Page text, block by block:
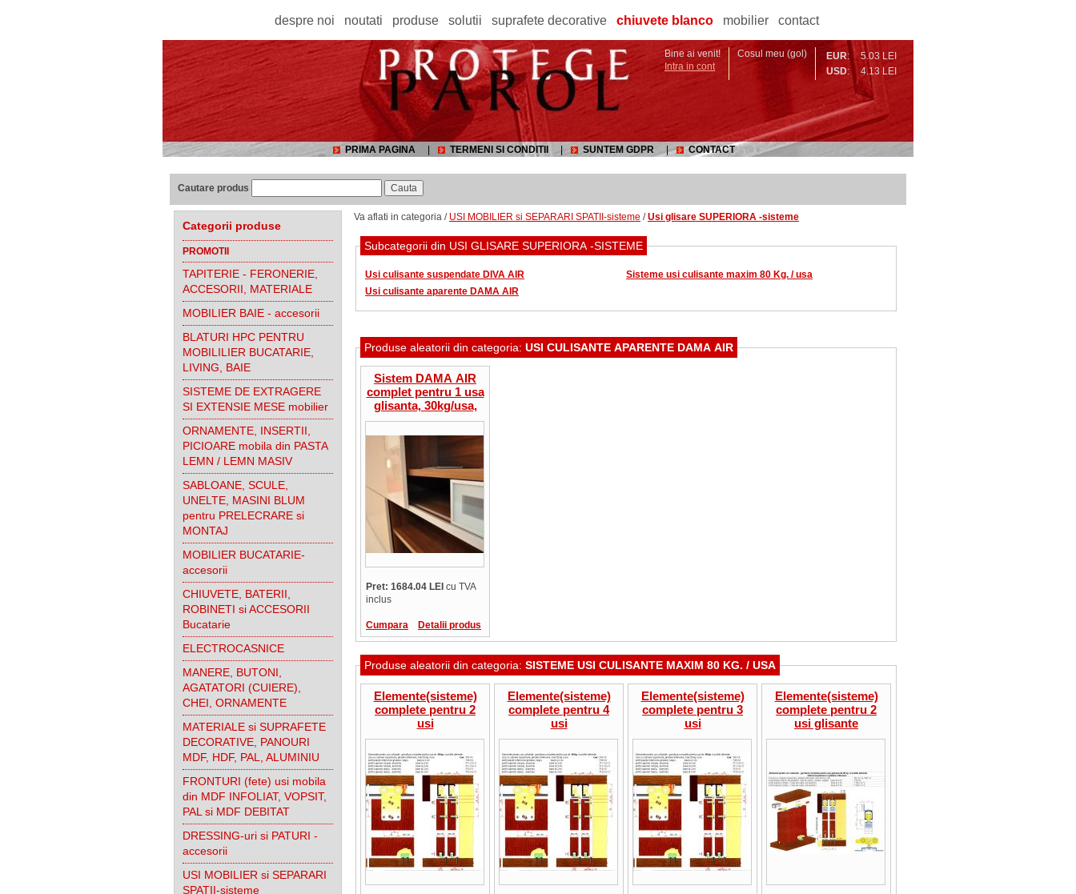
despre noi noutati produse solutii suprafete decorative chiuvete blanco mobilier contact
Bine ai venit!
Intra in cont
Cosul meu (gol) EUR:
5.03 LEI
USD: 4.13 LEI
PRIMA PAGINA TERMENI SI CONDITII SUNTEM GDPR CONTACT
Cautare produs
Categorii produse
PROMOTII
TAPITERIE - FERONERIE,
ACCESORII, MATERIALE
MOBILIER BAIE - accesorii
BLATURI HPC PENTRU
MOBILILIER BUCATARIE,
LIVING, BAIE
SISTEME DE EXTRAGERE
SI EXTENSIE MESE mobilier
ORNAMENTE, INSERTII,
PICIOARE mobila din PASTA
LEMN / LEMN MASIV
SABLOANE, SCULE,
UNELTE, MASINI BLUM
pentru PRELECRARE si
MONTAJ
MOBILIER BUCATARIE-
accesorii
CHIUVETE, BATERII,
ROBINETI si ACCESORII
Bucatarie
ELECTROCASNICE
MANERE, BUTONI,
AGATATORI (CUIERE),
CHEI, ORNAMENTE
MATERIALE si SUPRAFETE
DECORATIVE, PANOURI
MDF, HDF, PAL, ALUMINIU
FRONTURI (fete) usi mobila
din MDF INFOLIAT, VOPSIT,
PAL si MDF DEBITAT
DRESSING-uri si PATURI -
accesorii
USI MOBILIER si SEPARARI
SPATII-sisteme
Va aflati in categoria / USI MOBILIER si SEPARARI SPATII-sisteme /Usi glisare SUPERIORA -sisteme
Subcategorii din USI GLISARE SUPERIORA -SISTEME
Usi culisante suspendate DIVA AIR
Usi culisante aparente DAMA AIR
Sisteme usi culisante maxim 80 Kg. / usa
Produse aleatorii din categoria: USI CULISANTE APARENTE DAMA AIR
Sistem DAMA AIR
complet pentru 1 usa
glisanta, 30kg/usa,
sine aluminiu-2ml,
glisare superioara si
inferioara - exemplu
Pret: 1684.04 LEI cu TVA
inclus
Cumpara Detalii produs
Produse aleatorii din categoria: SISTEME USI CULISANTE MAXIM 80 KG. / USA
Elemente(sisteme)
complete pentru 2
usi
glisante,50kg/usa,2
sine simple
aluminiu+plastic-
3ml,glisare
superioara
Elemente(sisteme)
complete pentru 4
usi
glisante,50kg/usa,sina
dubla
aluminiu+simpla
plastic-3ml,glisare
superioara
Elemente(sisteme)
complete pentru 3
usi
glisante,50kg/usa,2
sine simple
aluminiu+plastic-
3ml,glisare
superioara
Elemente(sisteme)
complete pentru 2
usi glisante
petrecute,80kg/usa,sine
superioara